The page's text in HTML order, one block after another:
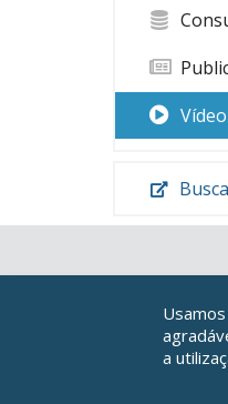
Vídeo
Usamos
a